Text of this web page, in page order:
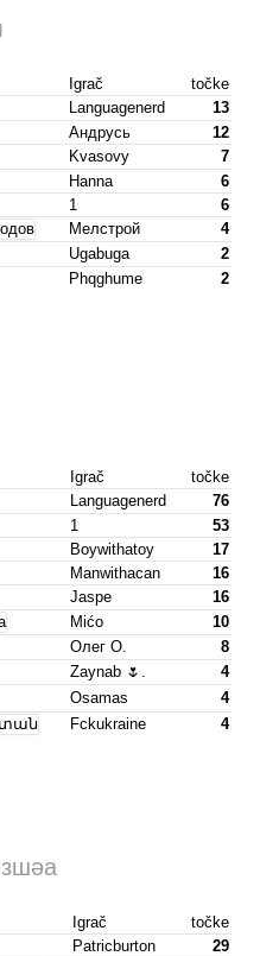
Igrač
točke
Languagenerd
13
Андрусь
12
Kvasovy
7
Hanna
6
1
6
Мелстрой
4
Ugabuga
2
Phqghume 2
Igrač
točke
Languagenerd
76
1
53
Boywithatoy
17
Manwithacan
16
Jaspe
16
Mićo
10
Олег О.
8
Zaynab 🌷.
4
Osamas
4
Fckukraine 4
Igrač
točke
Patricburton
29